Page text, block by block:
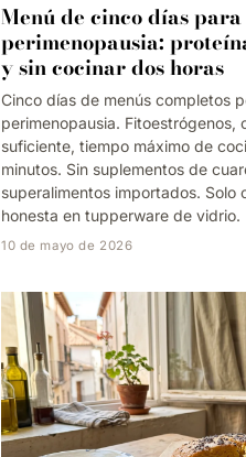
Menú de cinco días
perimenopausia:
y sin cocinar dos horas
Cinco días de menús completos
perimenopausia. Fitoestrógenos,
suficiente, tiempo máximo de
minutos. Sin suplementos de
superalimentos importados. Solo
honesta en tupperware de vidrio.
10 de mayo de 2026